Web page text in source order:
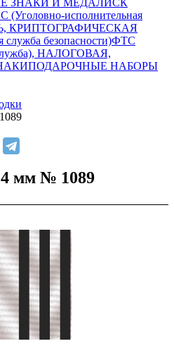
ЗНАКИ И МЕДАЛИСК
(Уголовно-исполнительная
КРИПТОГРАФИЧЕСКАЯ
безопасности)ФТС
служба), НАЛОГОВАЯ,
ПОДАРОЧНЫЕ НАБОРЫ
мм № 1089